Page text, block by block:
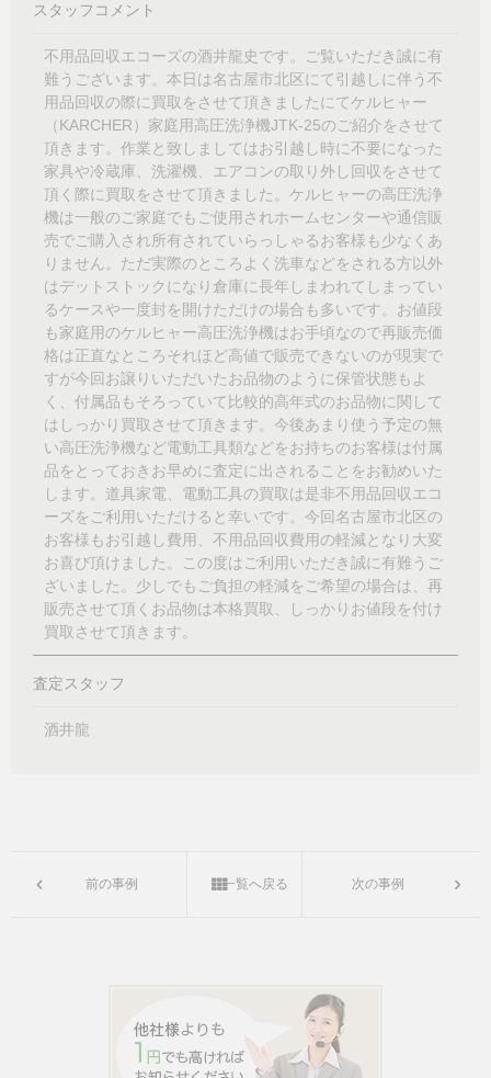
スタッフコメント
不用品回収エコーズの酒井龍史です。ご覧いただき誠に有
難うございます。本日は名古屋市北区にて引越しに伴う不
用品回収の際に買取をさせて頂きましたにてケルヒャー
（KARCHER）家庭用高圧洗浄機JTK-25のご紹介をさせて
頂きます。作業と致しましてはお引越し時に不要になった
家具や冷蔵庫、洗濯機、エアコンの取り外し回収をさせて
頂く際に買取をさせて頂きました。ケルヒャーの高圧洗浄
機は一般のご家庭でもご使用されホームセンターや通信販
売でご購入され所有されていらっしゃるお客様も少なくあ
りません。ただ実際のところよく洗車などをされる方以外
はデットストックになり倉庫に長年しまわれてしまってい
るケースや一度封を開けただけの場合も多いです。お値段
も家庭用のケルヒャー高圧洗浄機はお手頃なので再販売価
格は正直なところそれほど高値で販売できないのが現実で
すが今回お譲りいただいたお品物のように保管状態もよ
く、付属品もそろっていて比較的高年式のお品物に関して
はしっかり買取させて頂きます。今後あまり使う予定の無
い高圧洗浄機など電動工具類などをお持ちのお客様は付属
品をとっておきお早めに査定に出されることをお勧めいた
します。道具家電、電動工具の買取は是非不用品回収エコ
ーズをご利用いただけると幸いです。今回名古屋市北区の
お客様もお引越し費用、不用品回収費用の軽減となり大変
お喜び頂けました。この度はご利用いただき誠に有難うご
ざいました。少しでもご負担の軽減をご希望の場合は、再
販売させて頂くお品物は本格買取、しっかりお値段を付け
買取させて頂きます。
査定スタッフ
酒井龍
前の事例 一覧へ戻る 次の事例